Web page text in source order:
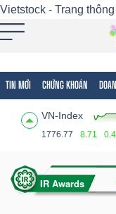
Vietstock - Trang
TIN MỚI CHỨNG KHOÁN
VN-Index
1776.77 8.71
Tất cả Tính
Tính
(-)
VIETSTOCK